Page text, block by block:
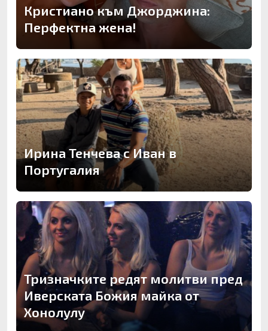
Кристиано към Джорджина:
Перфектна жена!
Ирина Тенчева с Иван в
Португалия
Тризначките редят молитви пред
Иверската Божия майка от
Хонолулу